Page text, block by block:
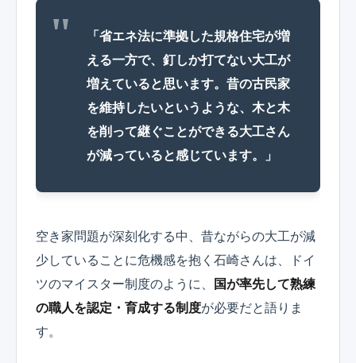
「省エネ法に準拠した規格住宅が増
える一方で、釘しか打てない大工が
増えていると思います。昔の古民家
を維持したいというような、木と木
を削って継ぐことができる大工さん
が減っていると感じています。」
空き家問題が深刻化する中、昔ながらの大工が減
少していることに危機感を抱く石崎さんは、ドイ
ツのマイスター制度のように、
国が率先して熟練
の職人を認定・育成する制度が必要だと語りま
す。